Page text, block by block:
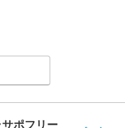
ポフリー